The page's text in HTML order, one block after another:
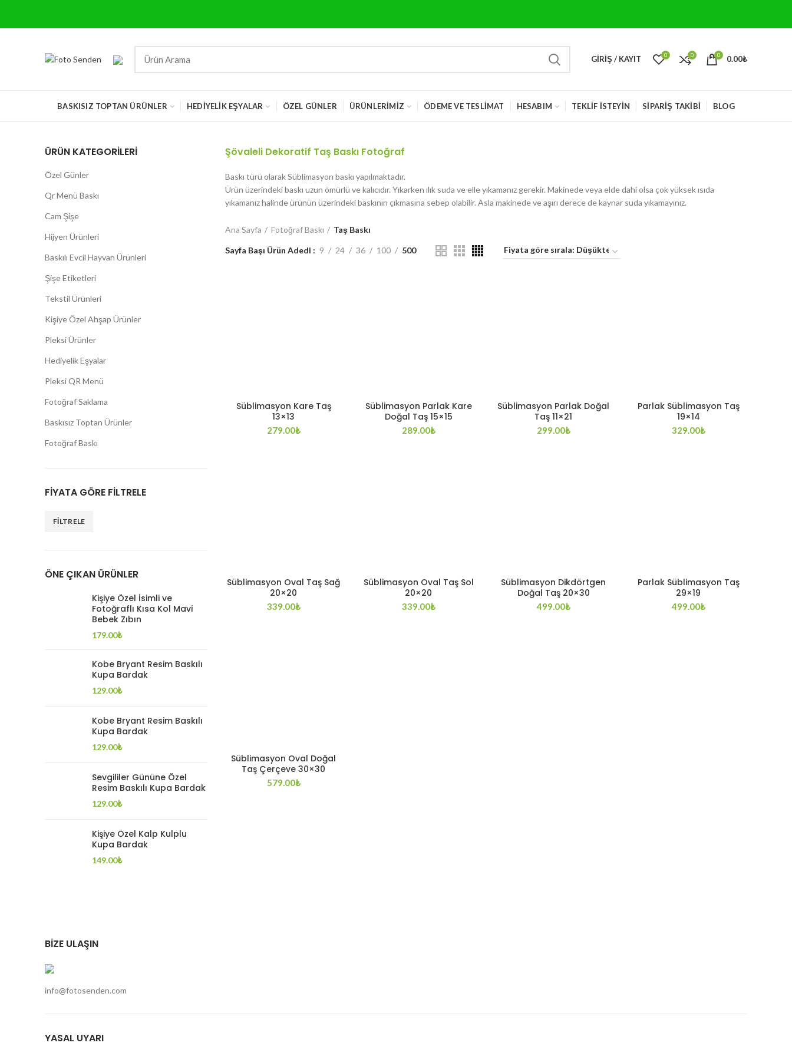
GIRIŞ / KAYIT 0 0 0 0.00₺
BASKISIZ TOPTAN ÜRÜNLER HEDIYELIK EŞYALAR ÖZEL GÜNLER ÜRÜNLERIMIZ ÖDEME VE TESLIMAT HESABIM TEKLIF İSTEYIN SIPARIŞ TAKIBI BLOG
Şövaleli Dekoratif Taş Baskı Fotoğraf
Baskı türü olarak Süblimasyon baskı yapılmaktadır.
Ürün üzerindeki baskı uzun ömürlü ve kalıcıdır. Yıkarken ılık suda ve elle yıkamanız gerekir. Makinede veya elde dahi olsa çok yüksek ısıda
yıkamanız halinde ürünün üzerindeki baskının çıkmasına sebep olabilir. Asla makinede ve aşırı derece de kaynar suda yıkamayınız.
Ana Sayfa Fotoğraf Baskı Taş Baskı
Sayfa Başı Ürün Adedi 9 24 36 100 500
Süblimasyon Kare Taş
13×13
279.00₺
Süblimasyon Parlak Kare
Doğal Taş 15×15
289.00₺
Süblimasyon Parlak Doğal
Taş 11×21
299.00₺
Parlak Süblimasyon Taş
19×14
329.00₺
Süblimasyon Oval Taş Sağ
20×20
339.00₺
Süblimasyon Oval Taş Sol
20×20
339.00₺
Süblimasyon Dikdörtgen
Doğal Taş 20×30
499.00₺
Parlak Süblimasyon Taş
29×19
499.00₺
Süblimasyon Oval Doğal
Taş Çerçeve 30×30
579.00₺
ÜRÜN KATEGORİLERİ
Özel Günler
Qr Menü Baskı
Cam Şişe
Hijyen Ürünleri
Baskılı Evcil Hayvan Ürünleri
Şişe Etiketleri
Tekstil Ürünleri
Kişiye Özel Ahşap Ürünler
Pleksi Ürünler
Hediyelik Eşyalar
Pleksi QR Menü
Fotoğraf Saklama
Baskısız Toptan Ürünler
Fotoğraf Baskı
FIYATA GÖRE FILTRELE
FILTRELE
ÖNE ÇIKAN ÜRÜNLER
Kişiye Özel İsimli ve
Fotoğraflı Kısa Kol Mavi
Bebek Zıbın
179.00₺
Kobe Bryant Resim Baskılı
Kupa Bardak
129.00₺
Kobe Bryant Resim Baskılı
Kupa Bardak
129.00₺
Sevgililer Gününe Özel
Resim Baskılı Kupa Bardak
129.00₺
Kişiye Özel Kalp Kulplu
Kupa Bardak
149.00₺
BİZE ULAŞIN
info@fotosenden.com
YASAL UYARI